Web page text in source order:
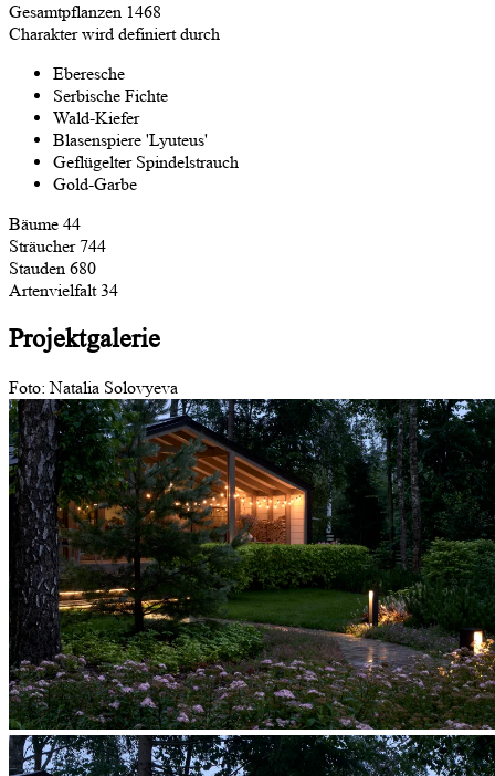
Gesamtpflanzen 1468
Charakter wird definiert durch
Eberesche
Serbische Fichte
Wald-Kiefer
Blasenspiere 'Lyuteus'
Geflügelter Spindelstrauch
Gold-Garbe
Bäume 44
Sträucher 744
Stauden 680
Artenvielfalt 34
Projektgalerie
Foto: Natalia Solovyeva